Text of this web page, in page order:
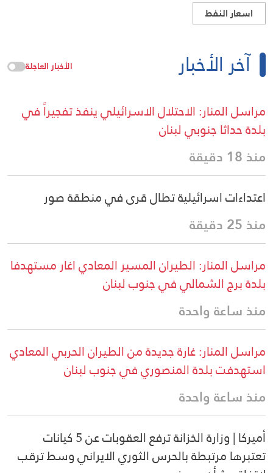
اسعار النفط
آخر الأخبار الأخبار العاجلة
مراسل المنار: الاحتلال الاسرائيلي ينفذ تفجيراً في
بلدة حداثا جنوبي لبنان
منذ 18 دقيقة
اعتداءات اسرائيلية تطال قرى في منطقة صور
منذ 25 دقيقة
مراسل المنار: الطيران المسير المعادي اغار مستهدفا
بلدة برج الشمالي في جنوب لبنان
منذ ساعة واحدة
مراسل المنار: غارة جديدة من الطيران الحربي المعادي
استهدفت بلدة المنصوري في جنوب لبنان
منذ ساعة واحدة
أميركا | وزارة الخزانة ترفع العقوبات عن 5 كيانات
تعتبرها مرتبطة بالحرس الثوري الايراني وسط ترقب